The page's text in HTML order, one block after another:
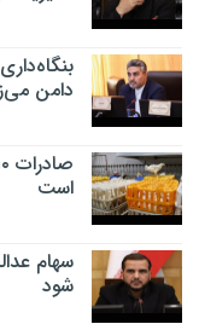
دامن
است
سهام
شود